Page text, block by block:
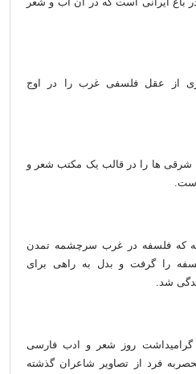
از عقل فلسفی غرب را در اوج
شرقی ها را در قالب یک مکتب شعر و
که فلسفه در غرب سرچشمه تمدن
را گرفت و بدل به راهی برای
شد.
گرامیداشت روز شعر و ادب فارسی
فرد از تصاویر شاعران گذشته